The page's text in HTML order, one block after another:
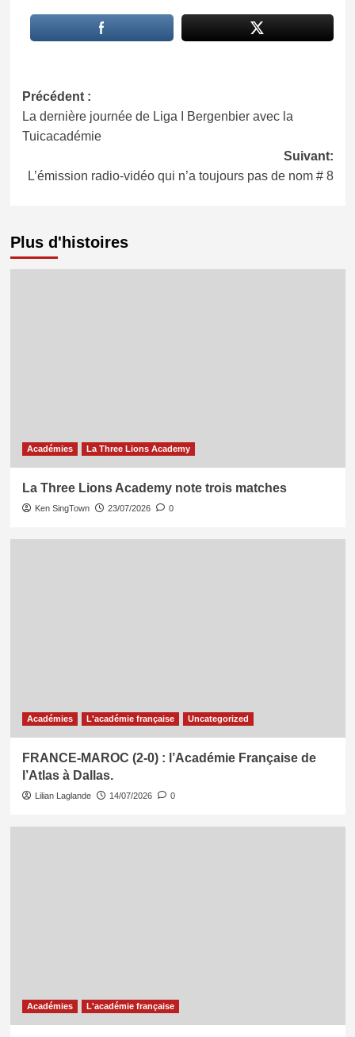
Navigation
d’article
Précédent :
La dernière journée de Liga I Bergenbier avec la
Tuicacadémie
Suivant:
L’émission radio-vidéo qui n’a toujours pas de nom # 8
Plus d'histoires
Académies La Three Lions Academy
La Three Lions Academy note trois matches
Ken SingTown 23/07/2026 0
Académies L'académie française Uncategorized
FRANCE-MAROC (2-0) : l’Académie Française de
l’Atlas à Dallas.
Lilian Laglande 14/07/2026 0
Académies L'académie française